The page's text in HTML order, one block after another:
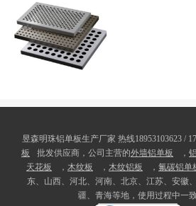
昱森明珠铝单板生产厂家 热线18953103623 /
板
批发供应商，公司主营的外墙铝单板 ，
天花板
， 木纹板 ， 木纹铝板 ， 氟碳铝单
东、山西、河北、河南、北京、江苏、安徽
疆、青海等地，使用过程中一